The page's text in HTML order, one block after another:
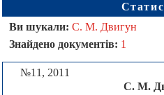
Ви шукали: С. М. Двигун
Знайдено документів: 1
№11, 2011
С. М.